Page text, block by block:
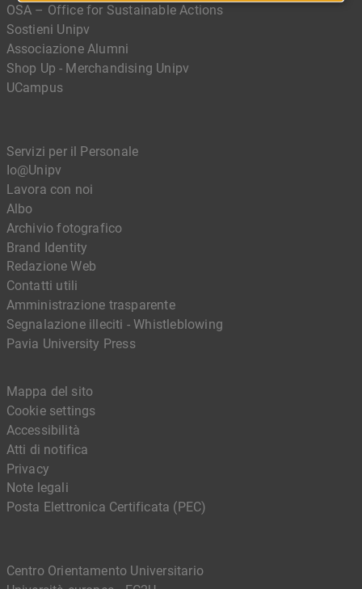
OSA – Office for Sustainable Actions
Sostieni Unipv
Associazione Alumni
Shop Up - Merchandising Unipv
UCampus
Servizi per il Personale
Io@Unipv
Lavora con noi
Albo
Archivio fotografico
Brand Identity
Redazione Web
Contatti utili
Amministrazione trasparente
Segnalazione illeciti - Whistleblowing
Pavia University Press
Centro Orientamento Universitario
Mappa del sito
Cookie settings
Accessibilità
Atti di notifica
Privacy
Note legali
Posta Elettronica Certificata (PEC)